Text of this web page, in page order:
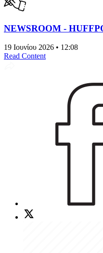
NEWSROOM -
19 Ιουνίου 2026 • 12:08
Read Content